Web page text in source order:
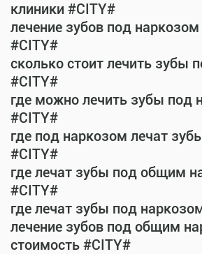
клиники #CITY#
лечение зубов под
#CITY#
сколько стоит лечить зубы
#CITY#
где можно лечить зубы под
#CITY#
где под наркозом лечат
#CITY#
где лечат зубы под общим
#CITY#
где лечат зубы под
лечение зубов под общим
стоимость #CITY#